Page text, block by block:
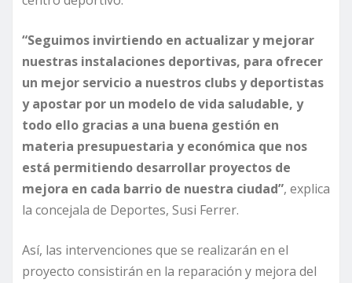
“Seguimos invirtiendo en actualizar y mejorar
nuestras instalaciones deportivas, para ofrecer
un mejor servicio a nuestros clubs y deportistas
y apostar por un modelo de vida saludable, y
todo ello gracias a una buena gestión en
materia presupuestaria y económica que nos
está permitiendo desarrollar proyectos de
mejora en cada barrio de nuestra ciudad”, explica
la concejala de Deportes, Susi Ferrer.
Así, las intervenciones que se realizarán en el
proyecto consistirán en la reparación y mejora del